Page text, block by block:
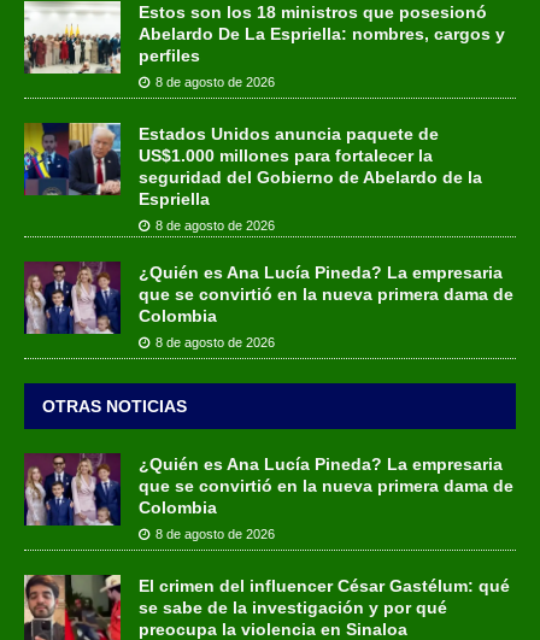
Estos son los 18 ministros que posesionó
Abelardo De La Espriella: nombres, cargos y
perfiles
8 de agosto de 2026
Estados Unidos anuncia paquete de
US$1.000 millones para fortalecer la
seguridad del Gobierno de Abelardo de la
Espriella
8 de agosto de 2026
¿Quién es Ana Lucía Pineda? La empresaria
que se convirtió en la nueva primera dama de
Colombia
8 de agosto de 2026
OTRAS NOTICIAS
¿Quién es Ana Lucía Pineda? La empresaria
que se convirtió en la nueva primera dama de
Colombia
8 de agosto de 2026
El crimen del influencer César Gastélum: qué
se sabe de la investigación y por qué
preocupa la violencia en Sinaloa